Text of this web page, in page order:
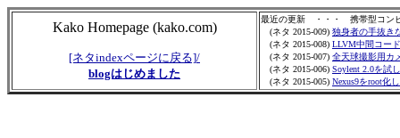
Kako Homepage (kako.com)
[ネタindexページに戻る]/
blogはじめました
最近の更新 ・・・ 携帯型コン
(ネタ 2015-009) 独身者の手抜き
(ネタ 2015-008) LLVM中間コー
(ネタ 2015-007) 全天球撮影用カ
(ネタ 2015-006) Soylent 2.0を試
(ネタ 2015-005) Nexus9をroot化